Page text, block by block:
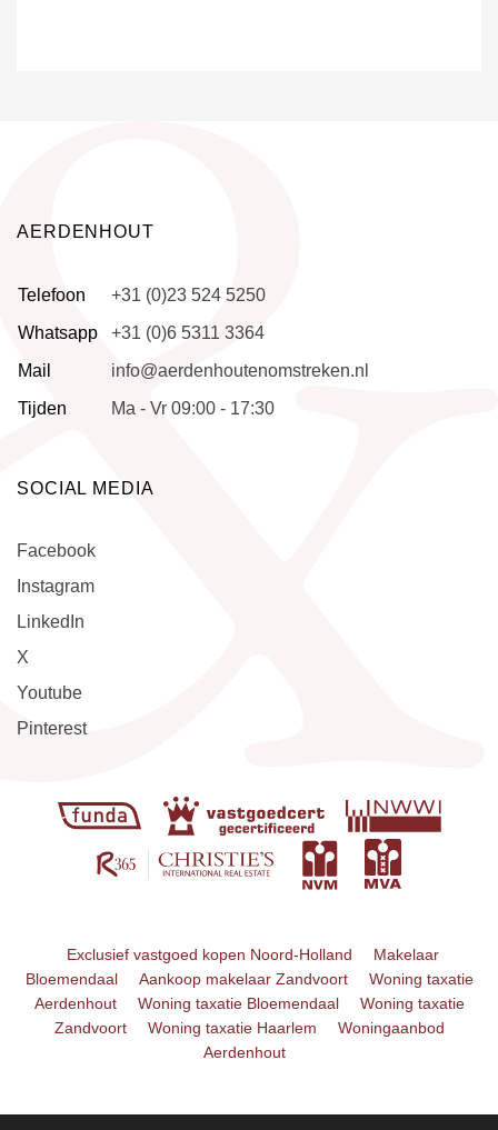
AERDENHOUT
Telefoon
+31 (0)23 524 5250
Whatsapp
+31 (0)6 5311 3364
Mail
info@aerdenhoutenomstreken.nl
Tijden
Ma - Vr 09:00 - 17:30
SOCIAL MEDIA
Facebook
Instagram
LinkedIn
X
Youtube
Pinterest
Exclusief vastgoed kopen Noord-Holland
Makelaar
Bloemendaal
Aankoop makelaar Zandvoort
Woning taxatie
Aerdenhout
Woning taxatie Bloemendaal
Woning taxatie
Zandvoort
Woning taxatie Haarlem
Woningaanbod
Aerdenhout